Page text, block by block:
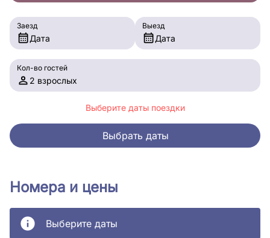
Номера и цены
Выберите даты
Заезд
Дата
Выезд
Дата
Кол-во гостей
2 взрослых
Выберите даты поездки
Выбрать даты